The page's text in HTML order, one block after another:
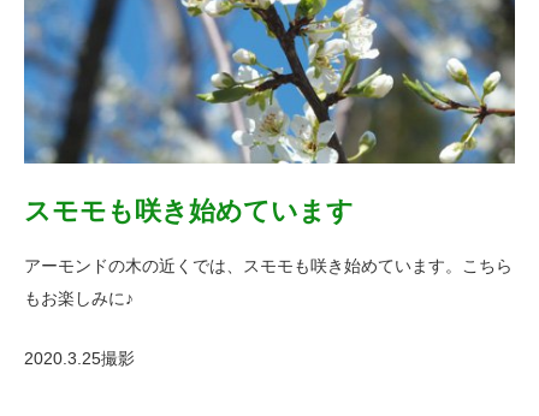
スモモも咲き始めています
アーモンドの木の近くでは、スモモも咲き始めています。こちら
もお楽しみに♪
2020.3.25撮影